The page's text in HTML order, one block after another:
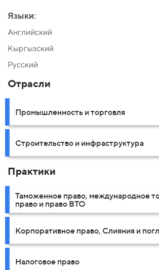
Языки:
Английский
Кыргызский
Русский
Отрасли
Промышленность и торговля
Строительство и инфраструктура
Практики
Таможенное право, международное
право и право ВТО
Корпоративное право, Слияния и
Налоговое право